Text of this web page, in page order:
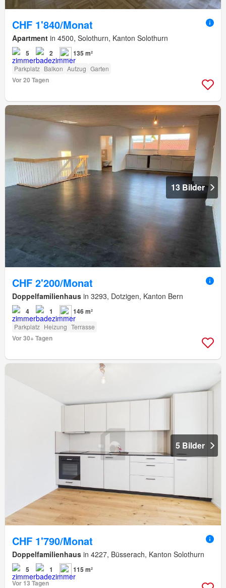
CHF 1'840/Monat
Apartment in 4500, Solothurn, Kanton Solothurn
5 2 135 m²
Parkplatz Balkon Aufzug Garten
Vor 20 Tagen
13 Bilder
CHF 2'200/Monat
Doppelfamilienhaus in 3293, Dotzigen, Kanton Bern
4 1 146 m²
Parkplatz Heizung Terrasse
Vor 30+ Tagen
5 Bilder
CHF 1'790/Monat
Doppelfamilienhaus in 4227, Büsserach, Kanton Solothurn
5 1
115 m²
Vor 13 Tagen